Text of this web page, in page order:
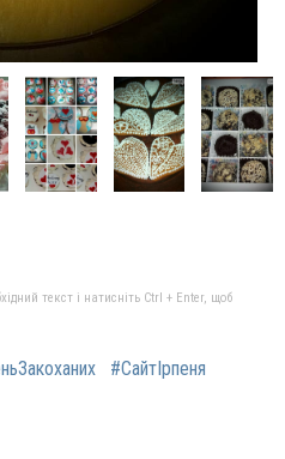
текст і натисніть Ctrl + Enter, щоб
#СайтІрпеня